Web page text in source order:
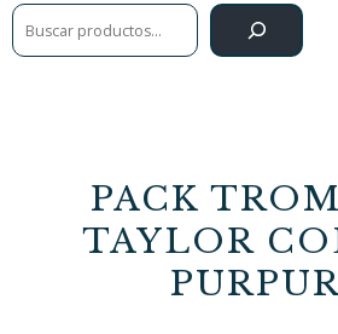
Buscar
PACK
TAYLOR